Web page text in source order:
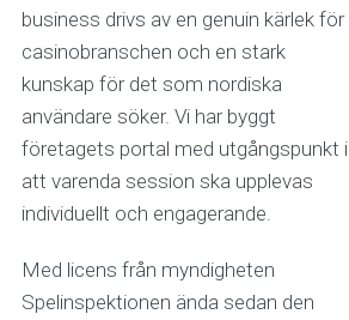
business drivs av en genuin kärlek för
casinobranschen och en stark
kunskap för det som nordiska
användare söker. Vi har byggt
företagets portal med utgångspunkt i
att varenda session ska upplevas
individuellt och engagerande.
Med licens från myndigheten
Spelinspektionen ända sedan den